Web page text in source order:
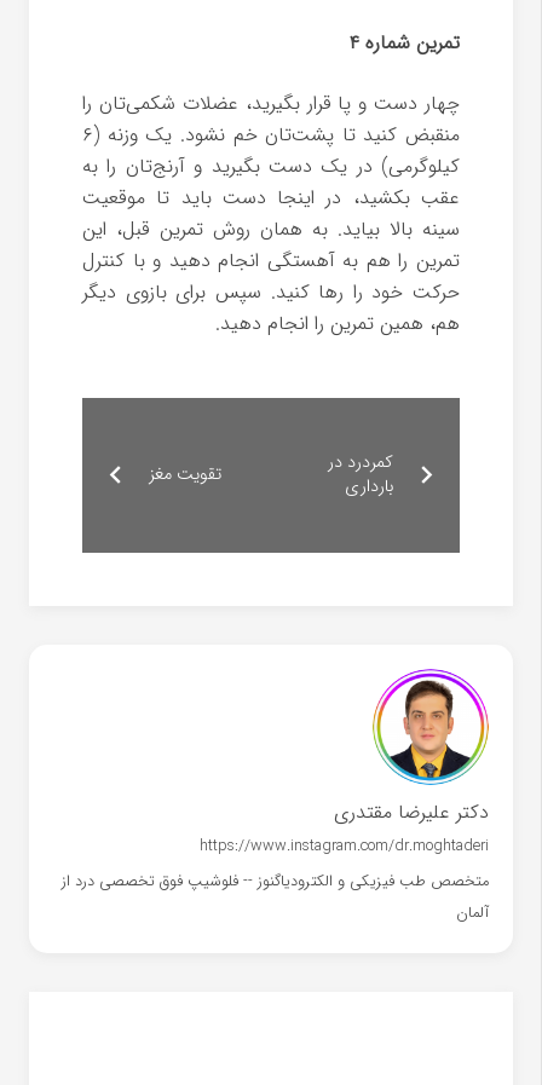
تمرین شماره ۴
چهار دست و پا قرار بگیرید، عضلات شکمی‌تان را
منقبض کنید تا پشت‌تان خم نشود. یک وزنه (۶
کیلوگرمی) در یک دست بگیرید و آرنج‌تان را به
عقب بکشید، در اینجا دست باید تا موقعیت
سینه بالا بیاید. به همان روش تمرین قبل، این
تمرین را هم به آهستگی انجام دهید و با کنترل
حرکت خود را رها کنید. سپس برای بازوی دیگر
هم، همین تمرین را انجام دهید.
تقویت مغز
کمردرد در
بارداری
دکتر علیرضا مقتدری
https://www.instagram.com/dr.moghtaderi
متخصص طب فیزیکی و الکترودیاگنوز -- فلوشیپ فوق تخصصی درد از
آلمان